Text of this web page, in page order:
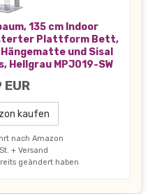
135 cm Indoor
Plattform Bett,
und Sisal
Hellgrau MPJ019-SW
kaufen
nach Amazon
+ Versand
geändert haben